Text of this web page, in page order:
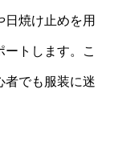
日焼け止めを用
トします。こ
者でも服装に迷